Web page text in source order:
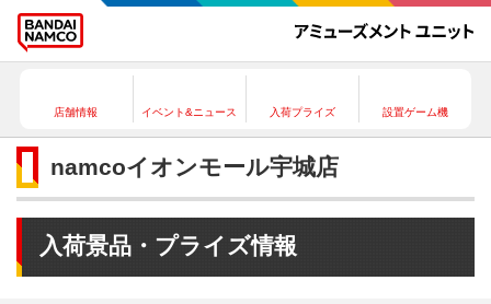
店舗情報 イベント&ニュース 入荷プライズ 設置ゲーム機
namcoイオンモール宇城店
入荷景品・プライズ情報